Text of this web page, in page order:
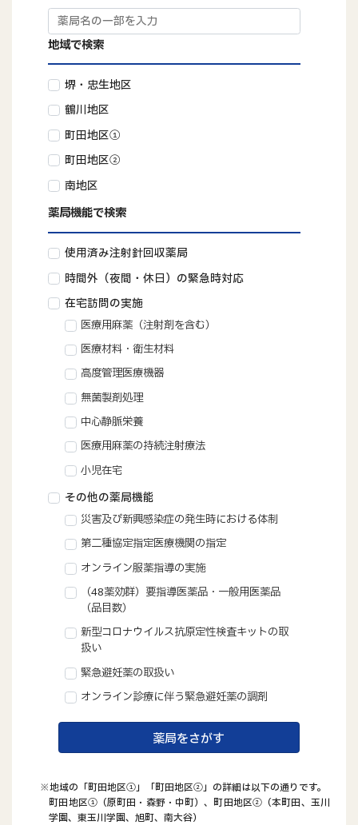
地域で検索
堺・忠生地区
鶴川地区
町田地区①
町田地区②
南地区
薬局機能で検索
使用済み注射針回収薬局
時間外（夜間・休日）の緊急時対応
在宅訪問の実施
医療用麻薬（注射剤を含む）
医療材料・衛生材料
高度管理医療機器
無菌製剤処理
中心静脈栄養
医療用麻薬の持続注射療法
小児在宅
その他の薬局機能
災害及び新興感染症の発生時における体制
第二種協定指定医療機関の指定
オンライン服薬指導の実施
（48薬効群）要指導医薬品・一般用医薬品
（品目数）
新型コロナウイルス抗原定性検査キットの取
扱い
緊急避妊薬の取扱い
オンライン診療に伴う緊急避妊薬の調剤
薬局をさがす
※地域の「町田地区①」「町田地区②」の詳細は以下の通りです。
町田地区①（原町田・森野・中町）、町田地区②（本町田、玉川
学園、東玉川学園、旭町、南大谷）